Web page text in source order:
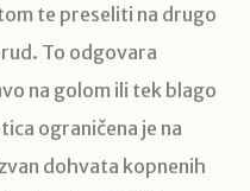
te preseliti na drugo
To odgovara
na golom ili tek blago
ograničena je na
dohvata kopnenih